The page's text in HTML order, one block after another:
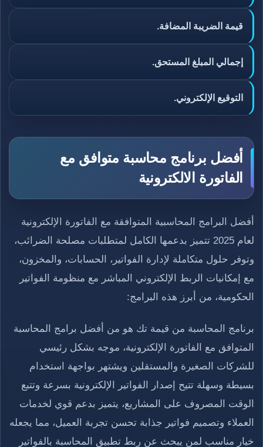
قيمة الضريبة المضافة.
إجمالي المبلغ المستحق.
التوقيع الإلكتروني.
أفضل برنامج محاسبة متوافق مع
الفاتورة الالكترونية
أفضل البرامج المحاسبية المتوافقة مع الفاتورة الإلكترونية
لعام 2025 تتميز بدعمها الكامل لمتطلبات مصلحة الضرائب،
وتوفر حلول متكاملة لإدارة الفواتير، الحسابات، والمخزون،
مع إمكانيات الربط الإلكتروني المباشر مع منظومة الفواتير
الحكومية، من أبرز هذه البرامج:
برنامج المحاسبة من قيمة تك هو من أفضل برامج المحاسبة
المتوافق مع الفاتورة الإلكترونية، موجه بشكل رئيسي
للشركات الصغيرة والمستقلين ويشتهر بواجهة استخدام
بسيطة وسهلة تتيح إصدار الفواتير الإلكترونية بسرعة وتتبع
الوقت المصروف على المشاريع، يتميز بدعم قوي لخدمات
العملاء وتصميم فواتير جذابة تحسن تجربة العميل، مما يجعله
خيار مناسب لمن يبحث عن ربط تطبيق المحاسبة بالفواتير